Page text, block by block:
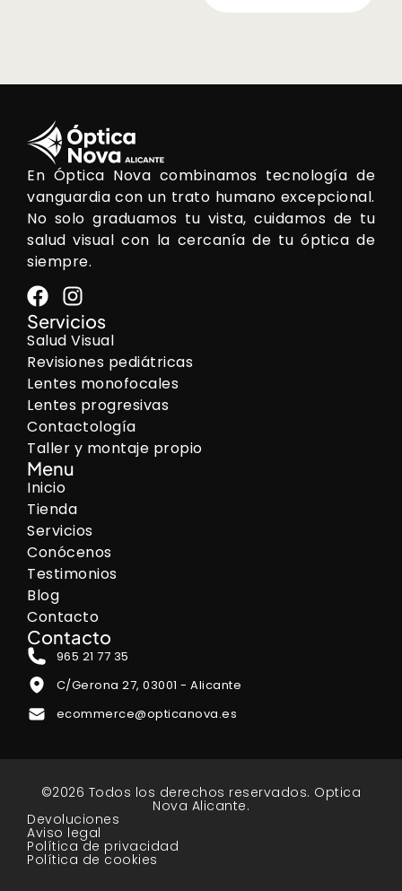
En Óptica Nova combinamos tecnología de
vanguardia con un trato humano excepcional.
No solo graduamos tu vista, cuidamos de tu
salud visual con la cercanía de tu óptica de
siempre.
Servicios
Salud Visual
Revisiones pediátricas
Lentes monofocales
Lentes progresivas
Contactología
Taller y montaje propio
Menu
Inicio
Tienda
Servicios
Conócenos
Testimonios
Blog
Contacto
Contacto
965 21 77 35
C/Gerona 27, 03001 - Alicante
ecommerce@opticanova.es
©2026 Todos los derechos reservados. Optica
Nova Alicante.
Devoluciones
Aviso legal
Política de privacidad
Política de cookies